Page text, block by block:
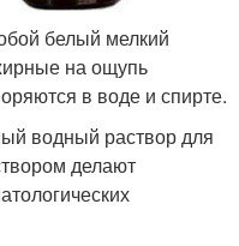
белый мелкий
на ощупь
в воде и спирте.
водный раствор для
делают